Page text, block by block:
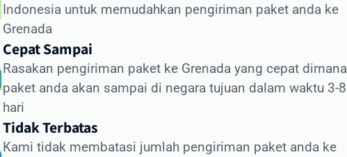
memiliki sistem pelacakan canggih yang
Anda memantau status pengiriman secara real-
Dengan begitu, Anda selalu mendapatkan informasi terkini
posisi dan status paket Anda selama perjalanan ke
Kirim Dokumen ke Grenada dengan
Indonesia untuk memudahkan pengiriman paket anda ke
Grenada
Cepat Sampai
Rasakan pengiriman paket ke Grenada yang cepat dimana
paket anda akan sampai di negara tujuan dalam waktu 3-8
hari
Tidak Terbatas
Kami tidak membatasi jumlah pengiriman paket anda ke